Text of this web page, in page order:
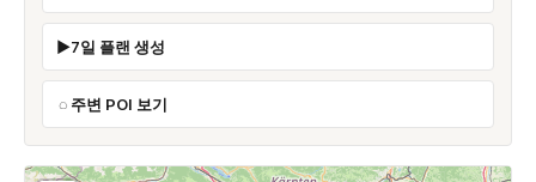
7일 플랜 생성
주변 POI 보기